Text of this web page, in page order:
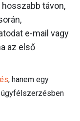
távon,
e-mail vagy
az első
, hanem egy